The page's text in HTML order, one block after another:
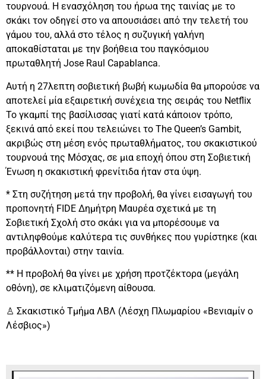
τουρνουά. Η ενασχόληση του ήρωα της ταινίας με το
σκάκι τον οδηγεί στο να απουσιάσει από την τελετή του
γάμου του, αλλά στο τέλος η συζυγική γαλήνη
αποκαθίσταται με την βοήθεια του παγκόσμιου
πρωταθλητή Jose Raul Capablanca.
Αυτή η 27λεπτη σοβιετική βωβή κωμωδία θα μπορούσε να
αποτελεί μία εξαιρετική συνέχεια της σειράς του Netflix
Το γκαμπί της βασίλισσας γιατί κατά κάποιον τρόπο,
ξεκινά από εκεί που τελειώνει το The Queen’s Gambit,
ακριβώς στη μέση ενός πρωταθλήματος, του σκακιστικού
τουρνουά της Μόσχας, σε μια εποχή όπου στη Σοβιετική
Ένωση η σκακιστική φρενίτιδα ήταν στα ύψη.
* Στη συζήτηση μετά την προβολή, θα γίνει εισαγωγή του
προπονητή FIDE Δημήτρη Μαυρέα σχετικά με τη
Σοβιετική Σχολή στο σκάκι για να μπορέσουμε να
αντιληφθούμε καλύτερα τις συνθήκες που γυρίστηκε (και
προβάλλονται) στην ταινία.
** Η προβολή θα γίνει με χρήση προτζέκτορα (μεγάλη
οθόνη), σε κλιματιζόμενη αίθουσα.
♙ Σκακιστικό Τμήμα ΛΒΛ (Λέσχη Πλωμαρίου «Βενιαμίν ο
Λέσβιος»)